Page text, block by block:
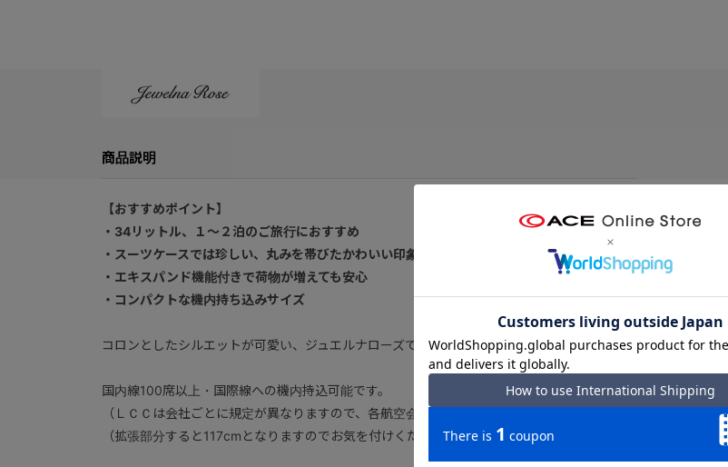
商品説明
【おすすめポイント】
・34リットル、１～２泊のご旅行におすすめ
・スーツケースでは珍しい、丸みを帯びたかわいい印象のデザイン。
・エキスパンド機能付きで荷物が増えても安心
・コンパクトな機内持ち込みサイズ
コロンとしたシルエットが可愛い、ジュエルナローズで大人気のスーツケースです。
国内線100席以上・国際線への機内持込可能です。
（ＬＣＣは会社ごとに規定が異なりますので、各航空会社にお問い合わせください。）
（拡張部分すると117cmとなりますのでお気を付けください。）